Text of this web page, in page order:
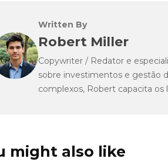
Written By
Robert Miller
Copywriter / Redator e
sobre investimentos e gestão
complexos, Robert capacita os
might also like